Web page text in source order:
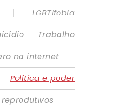
|
LGBTIfobia
|
Trabalho
na internet
Política e poder